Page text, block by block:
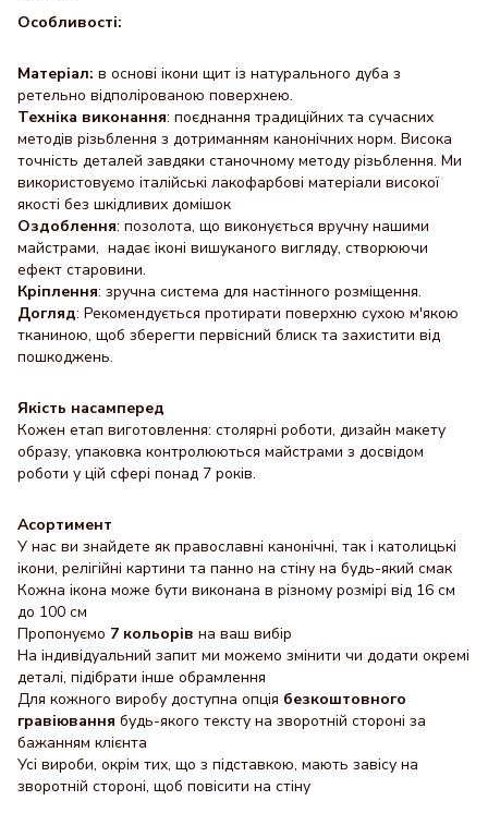
Особливості:
Матеріал: в основі ікони щит із натурального дуба з
ретельно відполірованою поверхнею.
Техніка виконання: поєднання традиційних та сучасних
методів різьблення з дотриманням канонічних норм. Висока
точність деталей завдяки станочному методу різьблення. Ми
використовуємо італійські лакофарбові матеріали високої
якості без шкідливих домішок
Оздоблення: позолота, що виконується вручну нашими
майстрами, надає іконі вишуканого вигляду, створюючи
ефект старовини.
Кріплення: зручна система для настінного розміщення.
Догляд: Рекомендується протирати поверхню сухою м'якою
тканиною, щоб зберегти первісний блиск та захистити від
пошкоджень.
Якість насамперед
Кожен етап виготовлення: столярні роботи, дизайн макету
образу, упаковка контролюються майстрами з досвідом
роботи у цій сфері понад 7 років.
Асортимент
У нас ви знайдете як православні канонічні, так і католицькі
ікони, релігійні картини та панно на стіну на будь-який смак
Кожна ікона може бути виконана в різному розмірі від 16 см
до 100 см
Пропонуємо 7 кольорів на ваш вибір
На індивідуальний запит ми можемо змінити чи додати окремі
деталі, підібрати інше обрамлення
Для кожного виробу доступна опція безкоштовного
гравіювання будь-якого тексту на зворотній стороні за
бажанням клієнта
Усі вироби, окрім тих, що з підставкою, мають завісу на
зворотній стороні, щоб повісити на стіну